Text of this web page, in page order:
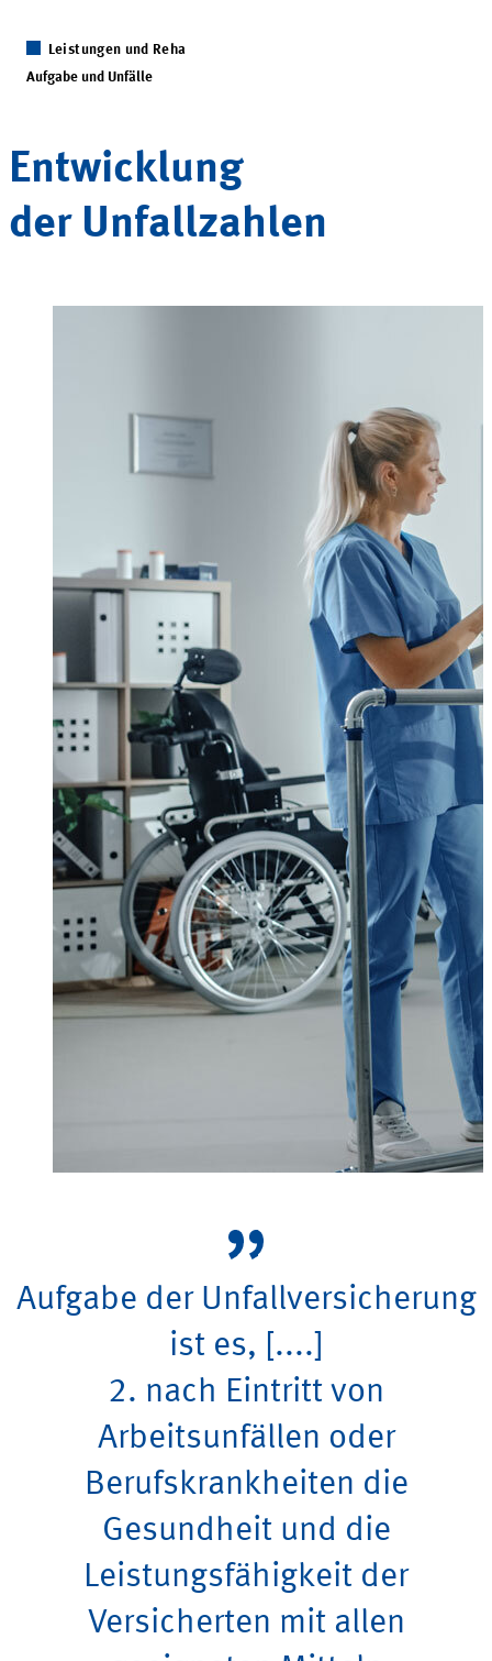
Leistungen und Reha
Aufgabe und Unfälle
Entwicklung
der Unfallzahlen
Aufgabe der Unfallversicherung
ist es, [....]
2. nach Eintritt von
Arbeitsunfällen oder
Berufskrankheiten die
Gesundheit und die
Leistungsfähigkeit der
Versicherten mit allen